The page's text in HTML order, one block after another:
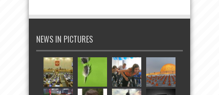
NEWS IN PICTURES